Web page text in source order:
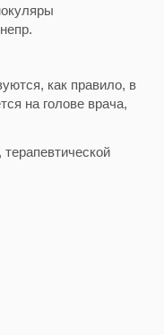
как правило, в
на голове врача,